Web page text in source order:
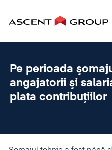
Pe perioada
angajatorii şi
plata contribuţiilor